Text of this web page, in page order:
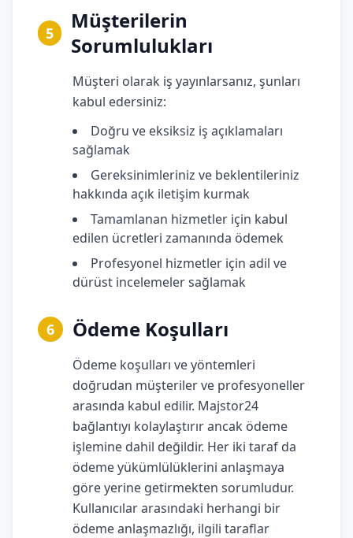
5
Müşterilerin
Sorumlulukları
Müşteri olarak iş yayınlarsanız, şunları
kabul edersiniz:
Doğru ve eksiksiz iş açıklamaları
sağlamak
Gereksinimleriniz ve beklentileriniz
hakkında açık iletişim kurmak
Tamamlanan hizmetler için kabul
edilen ücretleri zamanında ödemek
Profesyonel hizmetler için adil ve
dürüst incelemeler sağlamak
6 Ödeme Koşulları
Ödeme koşulları ve yöntemleri
doğrudan müşteriler ve profesyoneller
arasında kabul edilir. Majstor24
bağlantıyı kolaylaştırır ancak ödeme
işlemine dahil değildir. Her iki taraf da
ödeme yükümlülüklerini anlaşmaya
göre yerine getirmekten sorumludur.
Kullanıcılar arasındaki herhangi bir
ödeme anlaşmazlığı, ilgili taraflar